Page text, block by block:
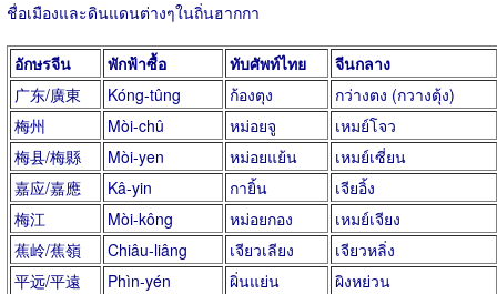
ชื่อเมืองและดินแดนต่างๆในถิ่นฮากกา
อักษรจีน พักฟ้าซื้อ ทับศัพท์ไทย
จีนกลาง
广东/廣東
Kóng-tûng ก้องตุง
กว่างตง (กวางตุ้ง)
梅州
Mòi-chû หม่อยจู
เหมย์โจว
梅县/梅縣
Mòi-yen หม่อยแย้น
เหมย์เซี่ยน
嘉应/嘉應
Kâ-yin กายิ้น
เจียอิ้ง
梅江
Mòi-kông หม่อยกอง
เหมย์เจียง
蕉岭/蕉嶺
Chiâu-liâng เจียวเลียง
เจียวหลิ่ง
平远/平遠
Phìn-yén ผิ่นแย่น
ผิงหย่วน